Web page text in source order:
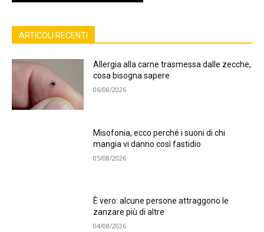
ARTICOLI RECENTI
Allergia alla carne trasmessa dalle zecche,
cosa bisogna sapere
06/08/2026
Misofonia, ecco perché i suoni di chi
mangia vi danno così fastidio
05/08/2026
È vero: alcune persone attraggono le
zanzare più di altre
04/08/2026